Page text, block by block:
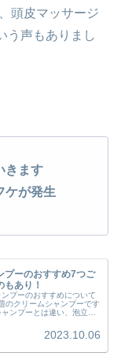
頭皮マッサージ
う声もありまし
きます
ケが発生
プーのおすすめ7つご
あり！
プーのおすすめについて
のクリームシャンプーです
ンプーとは違い、泡立ち
シャンプーを７つ厳選して
2023.10.06